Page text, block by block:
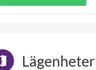
Lägenheter